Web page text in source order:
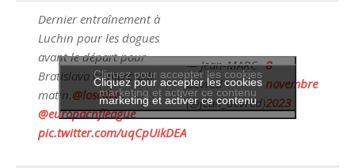
Dernier entraînement à
Luchin pour les dogues
avant le départ pour
Bratislava ce mercredi
matin.@losclive
@europacnfleague
pic.twitter.com/uqCpUikDEA
— Jean-MARC
Devred
(@jean_devred)
8
novembre
2023
Cliquez pour accepter les cookies
marketing et activer ce contenu
Cliquez pour accepter les cookies
marketing et activer ce contenu